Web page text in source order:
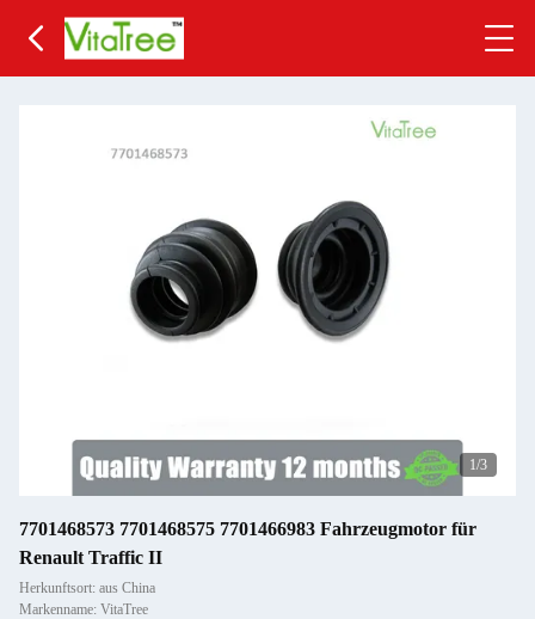
1/3
7701468573 7701468575 7701466983 Fahrzeugmotor für
Renault Traffic II
Herkunftsort: aus China
Markenname: VitaTree